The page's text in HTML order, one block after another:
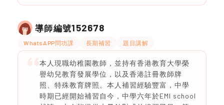
導師編號152678
WhatsAPP問功課 長期補習 題目講解
本人現職幼稚園教師，並持有香港教育大學榮
譽幼兒教育發展學位，以及香港註冊教師牌
照、特殊教育牌照。本人補習經驗豐富，中學
時期已經開始補習自今，中學六年於EMI school